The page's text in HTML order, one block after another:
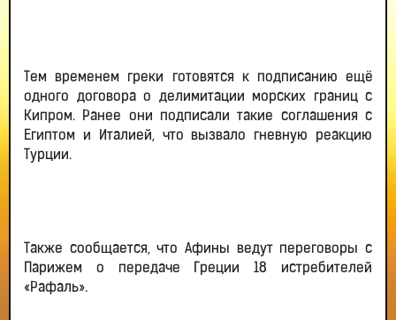
Тем временем греки готовятся к подписанию ещё
одного договора о делимитации морских границ с
Кипром. Ранее они подписали такие соглашения с
Египтом и Италией, что вызвало гневную реакцию
Турции.
Также сообщается, что Афины ведут переговоры с
Парижем о передаче Греции 18 истребителей
«Рафаль».